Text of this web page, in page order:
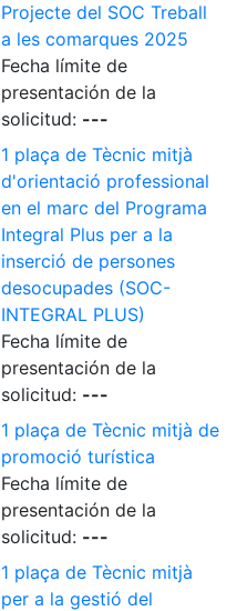
Projecte del SOC Treball
a les comarques 2025
Fecha límite de
presentación de la
solicitud: ---
1 plaça de Tècnic mitjà
d'orientació professional
en el marc del Programa
Integral Plus per a la
inserció de persones
desocupades (SOC-
INTEGRAL PLUS)
Fecha límite de
presentación de la
solicitud: ---
1 plaça de Tècnic mitjà de
promoció turística
Fecha límite de
presentación de la
solicitud: ---
1 plaça de Tècnic mitjà
per a la gestió del